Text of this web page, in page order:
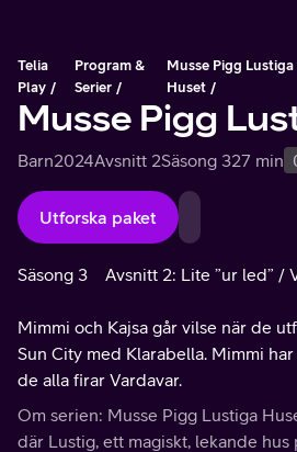
Telia
Play
Program &
Serier
Musse Pigg Lustiga
Huset
Musse Pigg
Barn2024Avsnitt 2Säsong 327 min
Utforska paket
Säsong 3 Avsnitt 2: Lite ”ur led” /
Mimmi och Kajsa går vilse när de
Sun City med Klarabella. Mimmi
de alla firar Vardavar.
Om serien: Musse Pigg Lustiga
där Lustig, ett magiskt, lekande hus